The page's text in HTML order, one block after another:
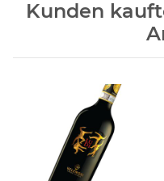
Kunden